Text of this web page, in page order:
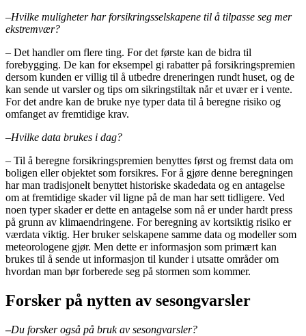
–Hvilke muligheter har forsikringsselskapene til å tilpasse seg mer
ekstremvær?
– Det handler om flere ting. For det første kan de bidra til
forebygging. De kan for eksempel gi rabatter på forsikringspremien
dersom kunden er villig til å utbedre dreneringen rundt huset, og de
kan sende ut varsler og tips om sikringstiltak når et uvær er i vente.
For det andre kan de bruke nye typer data til å beregne risiko og
omfanget av fremtidige krav.
–Hvilke data brukes i dag?
– Til å beregne forsikringspremien benyttes først og fremst data om
boligen eller objektet som forsikres. For å gjøre denne beregningen
har man tradisjonelt benyttet historiske skadedata og en antagelse
om at fremtidige skader vil ligne på de man har sett tidligere. Ved
noen typer skader er dette en antagelse som nå er under hardt press
på grunn av klimaendringene. For beregning av kortsiktig risiko er
værdata viktig. Her bruker selskapene samme data og modeller som
meteorologene gjør. Men dette er informasjon som primært kan
brukes til å sende ut informasjon til kunder i utsatte områder om
hvordan man bør forberede seg på stormen som kommer.
Forsker på nytten av sesongvarsler
–Du forsker også på bruk av sesongvarsler?